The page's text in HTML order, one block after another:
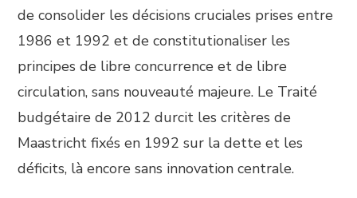
de consolider les décisions cruciales prises entre
1986 et 1992 et de constitutionaliser les
principes de libre concurrence et de libre
circulation, sans nouveauté majeure. Le Traité
budgétaire de 2012 durcit les critères de
Maastricht fixés en 1992 sur la dette et les
déficits, là encore sans innovation centrale.